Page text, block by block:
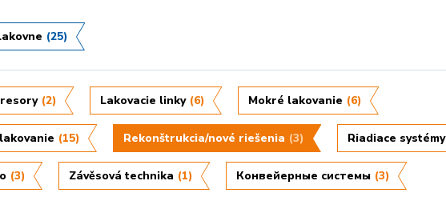
(25)
(2) Lakovacie linky (6) Mokré lakovanie (6)
(15) Rekonštrukcia/nové riešenia (3) Riadiace systémy
(3) Závěsová technika (1) Конвейерные системы (3)